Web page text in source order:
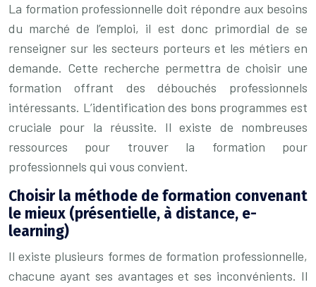
La formation professionnelle doit répondre aux besoins
du marché de l’emploi, il est donc primordial de se
renseigner sur les secteurs porteurs et les métiers en
demande. Cette recherche permettra de choisir une
formation offrant des débouchés professionnels
intéressants. L’identification des bons programmes est
cruciale pour la réussite. Il existe de nombreuses
ressources pour trouver la formation pour
professionnels qui vous convient.
Choisir la méthode de formation convenant
le mieux (présentielle, à distance, e-
learning)
Il existe plusieurs formes de formation professionnelle,
chacune ayant ses avantages et ses inconvénients. Il